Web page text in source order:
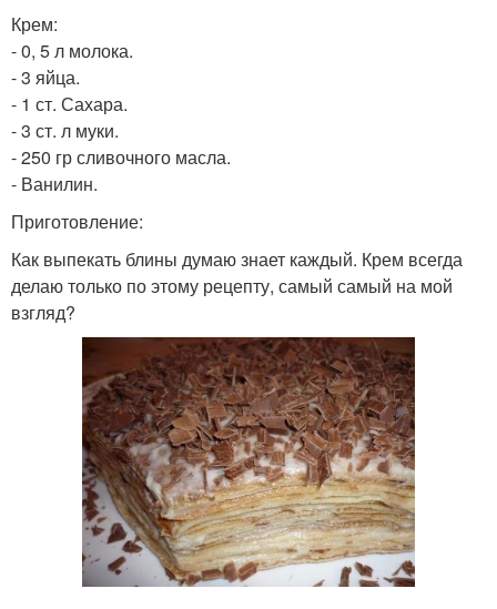
Крем:
- 0, 5 л молока.
- 3 яйца.
- 1 ст. Сахара.
- 3 ст. л муки.
- 250 гр сливочного масла.
- Ванилин.
Приготовление:
Как выпекать блины думаю знает каждый. Крем всегда
делаю только по этому рецепту, самый самый на мой
взгляд?